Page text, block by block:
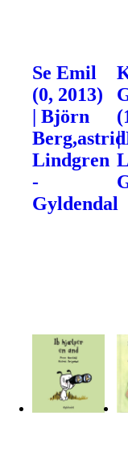
Se Emil
(0, 2013)
| Björn
Berg,astrid
Lindgren
-
Gyldendal
|